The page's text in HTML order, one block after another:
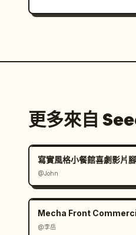
更多來自
寫實風格小餐館喜劇影片
@John
Mecha Front
@李岳